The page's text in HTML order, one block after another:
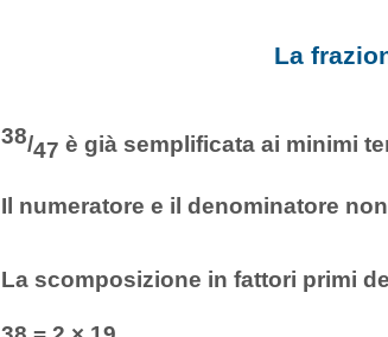
La
38/47 è già semplificata ai minimi
Il numeratore e il denominatore
La scomposizione in fattori primi